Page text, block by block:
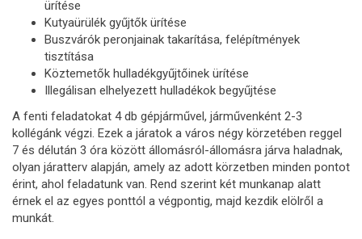
ürítése
Kutyaürülék gyűjtők ürítése
Buszvárók peronjainak takarítása, felépítmények
tisztítása
Köztemetők hulladékgyűjtőinek ürítése
Illegálisan elhelyezett hulladékok begyűjtése
A fenti feladatokat 4 db gépjárművel, járművenként 2-3
kollégánk végzi. Ezek a járatok a város négy körzetében reggel
7 és délután 3 óra között állomásról-állomásra járva haladnak,
olyan járatterv alapján, amely az adott körzetben minden pontot
érint, ahol feladatunk van. Rend szerint két munkanap alatt
érnek el az egyes ponttól a végpontig, majd kezdik elölről a
munkát.